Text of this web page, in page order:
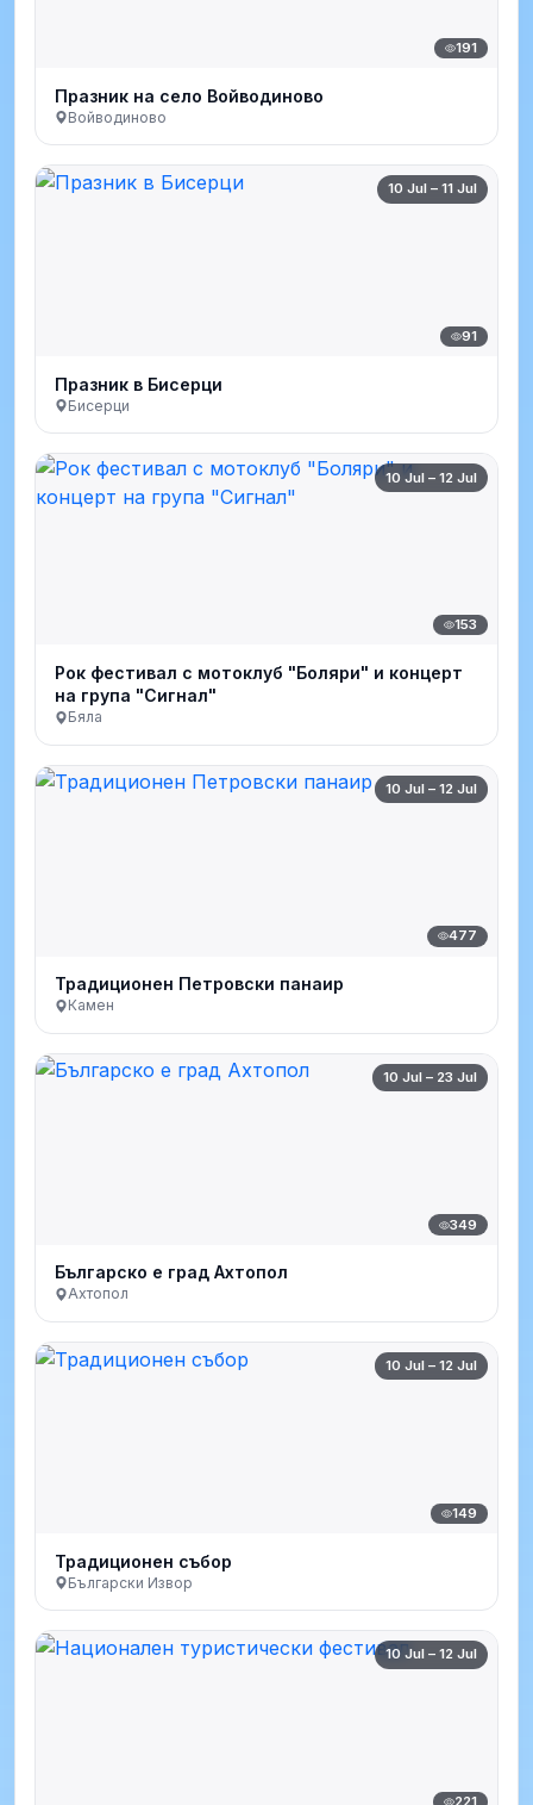
191
Празник на село Войводиново
Войводиново
10 Jul – 11 Jul
91
Празник в Бисерци
Бисерци
10 Jul – 12 Jul
153
Рок фестивал с мотоклуб "Боляри" и концерт
на група "Сигнал"
Бяла
10 Jul – 12 Jul
477
Традиционен Петровски панаир
Камен
10 Jul – 23 Jul
349
Българско е град Ахтопол
Ахтопол
10 Jul – 12 Jul
149
Традиционен събор
Български Извор
10 Jul – 12 Jul
221